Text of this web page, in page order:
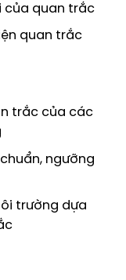
của quan trắc
quan trắc
trắc của các
ngưỡng
trường dựa